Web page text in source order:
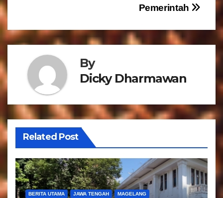
a
p
o
s
Pemerintah
By
Dicky Dharmawan
Related Post
BERITA UTAMA JAWA TENGAH MAGELANG